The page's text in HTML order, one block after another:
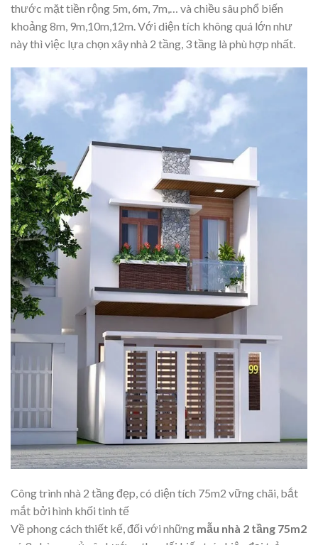
thước mặt tiền rộng 5m, 6m, 7m,… và chiều sâu phổ biến
khoảng 8m, 9m,10m,12m. Với diện tích không quá lớn như
này thì việc lựa chọn xây nhà 2 tầng, 3 tầng là phù hợp nhất.
Công trình nhà 2 tầng đẹp, có diện tích 75m2 vững chãi, bắt
mắt bởi hình khối tinh tế
Về phong cách thiết kế, đối với những mẫu nhà 2 tầng 75m2